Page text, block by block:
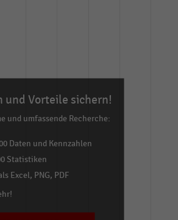
und Vorteile sichern!
und umfassende Recherche:
Daten und Kennzahlen
Statistiken
Excel, PNG, PDF